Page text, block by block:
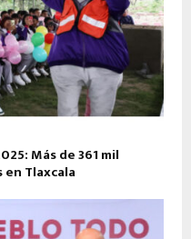
Más de 361 mil
Tlaxcala